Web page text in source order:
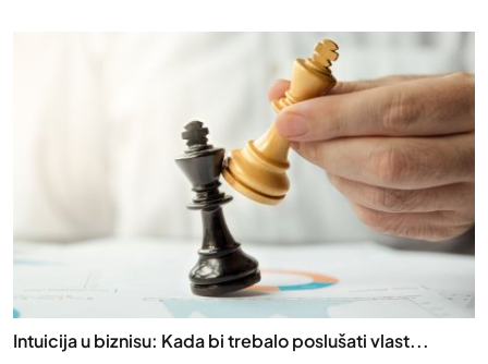
Intuicija u biznisu: Kada bi trebalo poslušati vlast...